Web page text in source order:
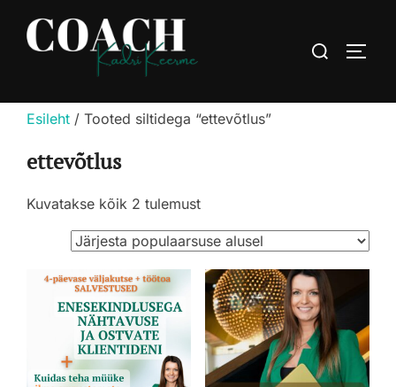
Search
Esileht / Tooted siltidega “ettevõtlus”
ettevõtlus
Kuvatakse kõik 2 tulemustSorteeritud
populaarsuse
järgi